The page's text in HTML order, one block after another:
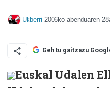
Ukberri 2006ko abenduaren
Gehitu gaitzazu
Euskal Udalen